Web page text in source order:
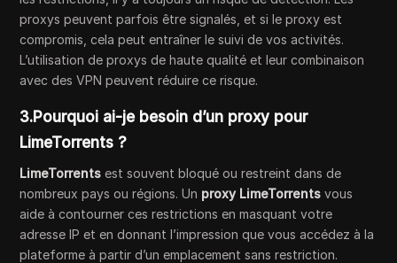
proxys peuvent parfois être signalés, et si le proxy est
compromis, cela peut entraîner le suivi de vos activités.
L’utilisation de proxys de haute qualité et leur combinaison
avec des VPN peuvent réduire ce risque.
3.Pourquoi ai-je besoin d’un proxy pour
LimeTorrents ?
LimeTorrents est souvent bloqué ou restreint dans de
nombreux pays ou régions. Un proxy LimeTorrents vous
aide à contourner ces restrictions en masquant votre
adresse IP et en donnant l’impression que vous accédez à la
plateforme à partir d’un emplacement sans restriction.